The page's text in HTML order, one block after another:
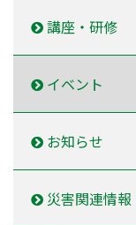
講座・研修
イベント
お知らせ
災害関連情報